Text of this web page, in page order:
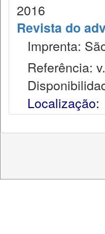
2016
Revista do
Imprenta:
Referência:
Localização: